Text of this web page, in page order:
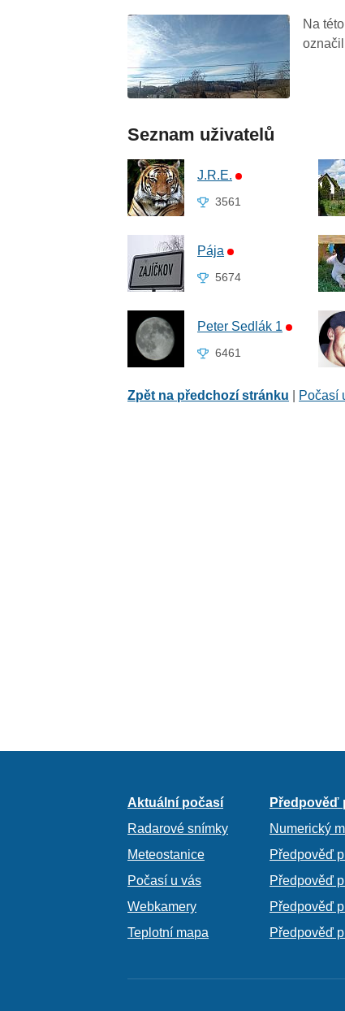
Na
Seznam uživatelů
J.R.E.
3561
Pája
5674
Peter Sedlák 1
6461
Zpět na předchozí stránku Počasí
Aktuální počasí
Radarové snímky
Meteostanice
Počasí u vás
Webkamery
Teplotní mapa
Předpověď
Numerický
Předpověď
Předpověď
Předpověď
Předpověď